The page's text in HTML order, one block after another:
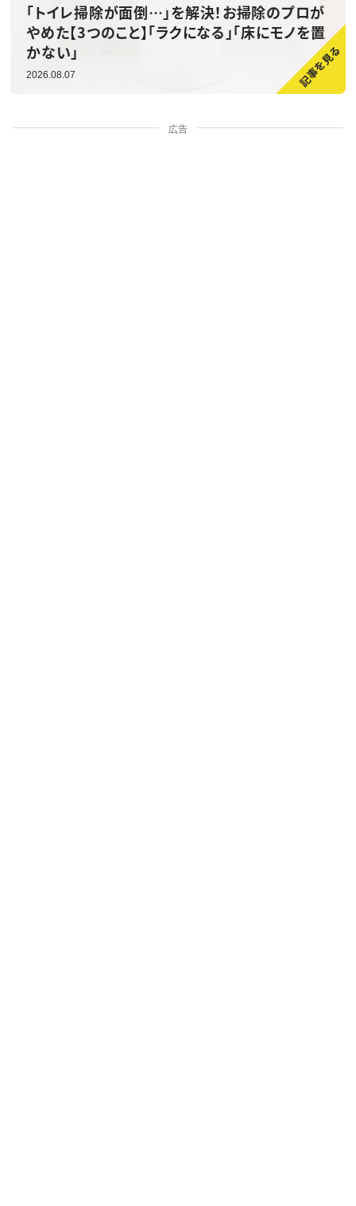
「トイレ掃除が面倒…」を解決！お掃除のプロが
やめた【3つのこと】「ラクになる」「床にモノを置
かない」
2026.08.07
広告